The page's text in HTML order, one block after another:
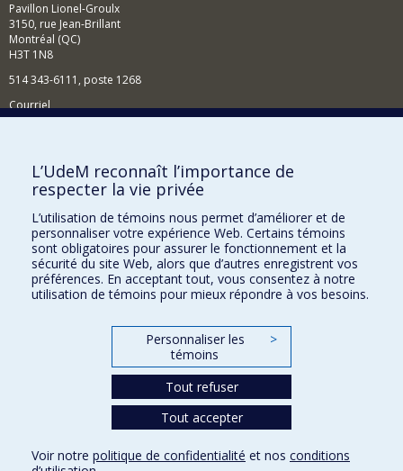
Pavillon Lionel-Groulx
3150, rue Jean-Brillant
Montréal (QC)
H3T 1N8
514 343-6111, poste 1268
Courriel
Comment soutenir l'École?
BESOIN D'AIDE?
Plan du site
Signaler une erreur
Accessibilité
FACULTÉ DES ARTS ET DES SCIENCES
Nos départements et écoles
Conditions d’utilisation
L’UdeM reconnaît l’importance de
respecter la vie privée
L’utilisation de témoins nous permet d’améliorer et de
personnaliser votre expérience Web. Certains témoins
sont obligatoires pour assurer le fonctionnement et la
sécurité du site Web, alors que d’autres enregistrent vos
préférences. En acceptant tout, vous consentez à notre
utilisation de témoins pour mieux répondre à vos besoins.
Personnaliser les
témoins
>
Tout refuser
Tout accepter
Voir notre politique de confidentialité et nos conditions